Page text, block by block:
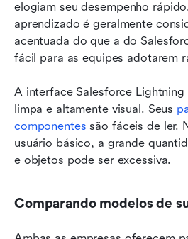
elogiam seu desempenho
aprendizado é geralmente
acentuada do que a do
fácil para as equipes adotarem
A interface Salesforce
limpa e altamente visual. Seus
componentes são fáceis de ler.
usuário básico, a grande
e objetos pode ser excessiva.
Comparando modelos de